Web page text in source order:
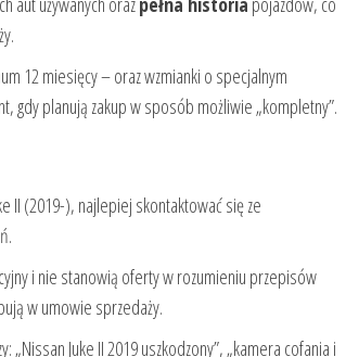
12 miesięcy – oraz wzmianki o specjalnym
gdy planują zakup w sposób możliwie „kompletny”.
II (2019-), najlepiej skontaktować się ze
i nie stanowią oferty w rozumieniu przepisów
w umowie sprzedaży.
Juke II 2019 uszkodzony”, „kamera cofania i